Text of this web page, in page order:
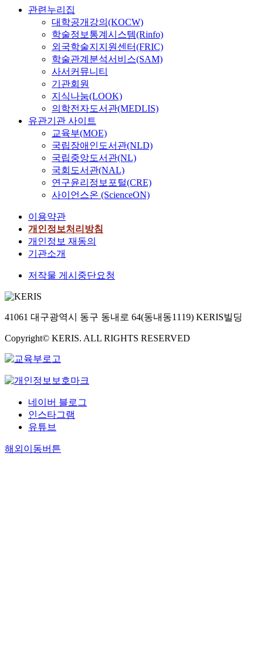
관련누리집
대학공개강의(KOCW)
학술정보통계시스템(Rinfo)
외국학술지지원센터(FRIC)
학술관계분석서비스(SAM)
사서커뮤니티
기관회원
지식나눔(LOOK)
의학전자도서관(MEDLIS)
유관기관 사이트
교육부(MOE)
국립장애인도서관(NLD)
국립중앙도서관(NL)
국회도서관(NAL)
연구윤리정보포털(CRE)
사이언스온 (ScienceON)
이용약관
개인정보처리방침
개인정보 재동의
기관소개
저작물 게시중단요청
41061 대구광역시 동구 동내로 64(동내동1119) KERIS빌딩
Copyright© KERIS. ALL RIGHTS RESERVED
네이버 블로그
인스타그램
유튜브
해외이동버튼